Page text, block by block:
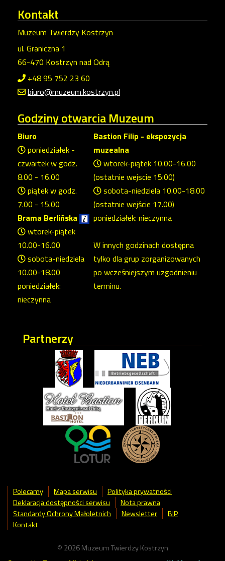
Kontakt
Muzeum Twierdzy Kostrzyn
ul. Graniczna 1
66-470 Kostrzyn nad Odrą
+48 95 752 23 60
biuro@muzeum.kostrzyn.pl
Godzinyotwarcia Muzeum
Biuro
poniedziałek -
czwartek w godz.
8.00 - 16.00
piątek w godz.
7.00 - 15.00
Brama Berlińska
wtorek-piątek
10.00-16.00
sobota-niedziela
10.00-18.00
poniedziałek:
nieczynna
Bastion Filip - ekspozycja
muzealna
wtorek-piątek 10.00-16.00
(ostatnie wejscie 15:00)
sobota-niedziela 10.00-18.00
(ostatnie wejście 17.00)
poniedziałek: nieczynna
W innych godzinach dostępna
tylko dla grup zorganizowanych
po wcześniejszym uzgodnieniu
terminu.
Partnerzy
Polecamy Mapa serwisu
Polityka prywatności
Deklaracja dostępności serwisu
Nota prawna
Standardy Ochrony Małoletnich
Newsletter
BIP
Kontakt
© 2026 Muzeum Twierdzy Kostrzyn